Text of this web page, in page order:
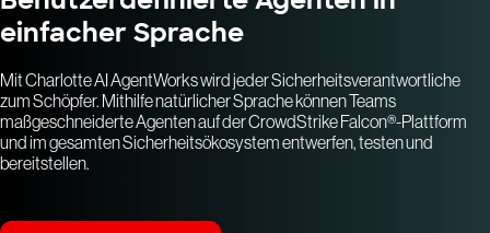
einfacher Sprache
Mit Charlotte AI AgentWorks wird jeder Sicherheitsverantwortliche
zum Schöpfer. Mithilfe natürlicher Sprache können Teams
maßgeschneiderte Agenten auf der CrowdStrike Falcon®-Plattform
und im gesamten Sicherheitsökosystem entwerfen, testen und
bereitstellen.